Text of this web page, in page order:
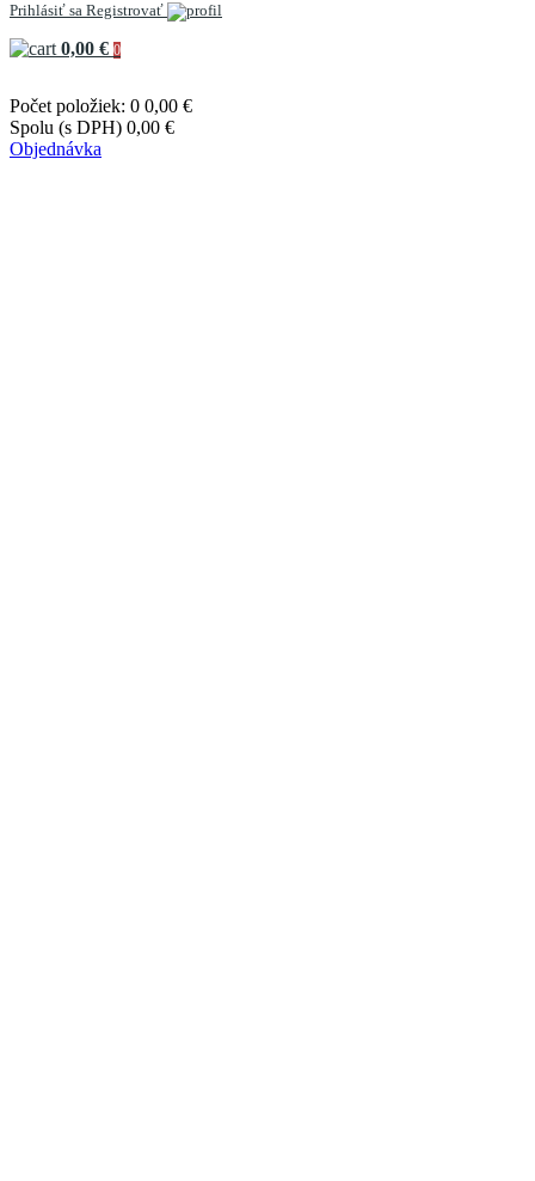
Prihlásiť sa Registrovať
0,00 € 0
Počet položiek: 0 0,00 €
Spolu (s DPH) 0,00 €
Objednávka